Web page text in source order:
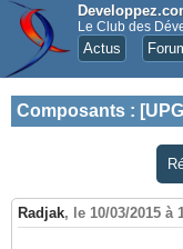
Le Club des
Actus
Composants :
Radjak, le 10/03/2015 à